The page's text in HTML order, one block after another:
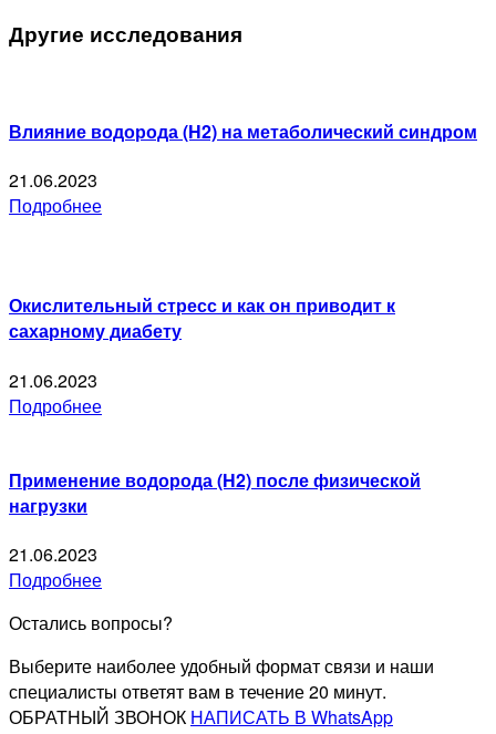
Другие исследования
Влияние водорода (H2) на метаболический синдром
21.06.2023
Подробнее
Окислительный стресс и как он приводит к
сахарному диабету
21.06.2023
Подробнее
Применение водорода (H2) после физической
нагрузки
21.06.2023
Подробнее
Остались вопросы?
Выберите наиболее удобный формат связи и наши
специалисты ответят вам в течение 20 минут.
ОБРАТНЫЙ ЗВОНОК НАПИСАТЬ В WhatsApp